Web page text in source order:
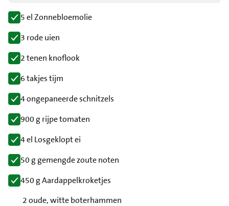
5 el Zonnebloemolie
3 rode uien
2 tenen knoflook
6 takjes tijm
4 ongepaneerde schnitzels
900 g rijpe tomaten
4 el Losgeklopt ei
50 g gemengde zoute noten
450 g Aardappelkroketjes
2 oude, witte boterhammen